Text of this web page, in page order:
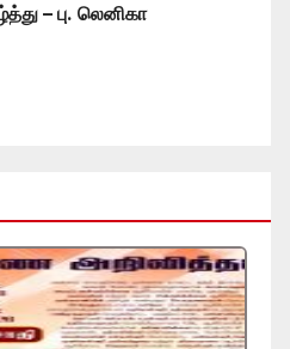
– பு. லெனிகா